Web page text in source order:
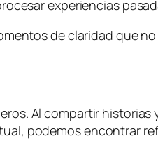
experiencias
de claridad que
Al compartir
podemos encontrar